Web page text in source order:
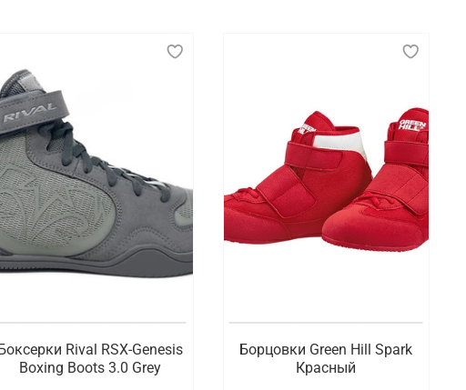
и обеспечивает правильное распределение нагрузки
разных видов физической активности.
условий во время тренировки или соревнования
в разных дизайнах и расцветках. Также в наличии
В ассортименте представлены модели от
удобная доставка оформленных покупок по Братску
Rival RSX-Genesis
Boxing Boots 3.0 Grey
Борцовки Green Hill Spark
Красный